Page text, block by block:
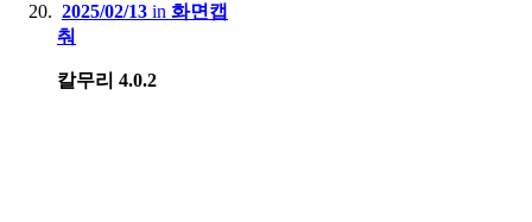
2025/02/13 in 화면캡
춰
칼무리 4.0.2